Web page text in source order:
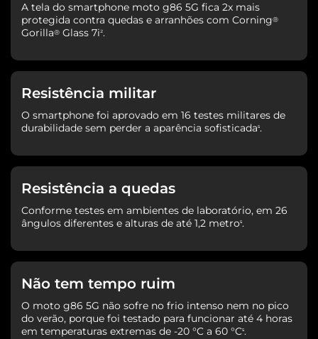
A tela do smartphone moto g86 5G fica 2x mais
protegida contra quedas e arranhões com Corning®
Gorilla® Glass 7i².
Resistência militar
O smartphone foi aprovado em 16 testes militares de
durabilidade sem perder a aparência sofisticada⁵.
Resistência a quedas
Conforme testes em ambientes de laboratório, em 26
ângulos diferentes e alturas de até 1,2 metro⁵.
Não tem tempo ruim
O moto g86 5G não sofre no frio intenso nem no pico
do verão, porque foi testado para funcionar até 4 horas
em temperaturas extremas de -20 °C a 60 °C⁵.